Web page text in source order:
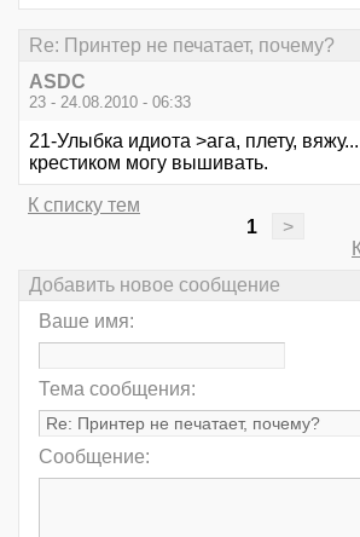
Re: Принтер не печатает, почему?
ASDC
23 - 24.08.2010 - 06:33
21-Улыбка идиота >ага, плету,
крестиком могу вышивать.
К списку тем
1
>
Добавить новое сообщение
Ваше имя:
Тема сообщения:
Сообщение: